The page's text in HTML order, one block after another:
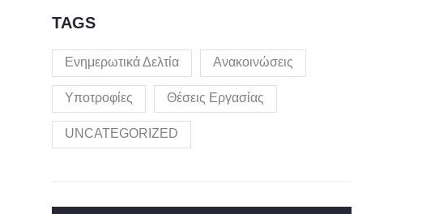
TAGS
Ενημερωτικά Δελτία Ανακοινώσεις
Υποτροφίες Θέσεις Εργασίας
UNCATEGORIZED